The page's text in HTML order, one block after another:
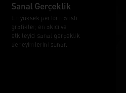
Sanal Gerçeklik
En yüksek performanslı
grafikler, en akıcı ve
etkileyici sanal gerçeklik
deneyimlerini sunar.